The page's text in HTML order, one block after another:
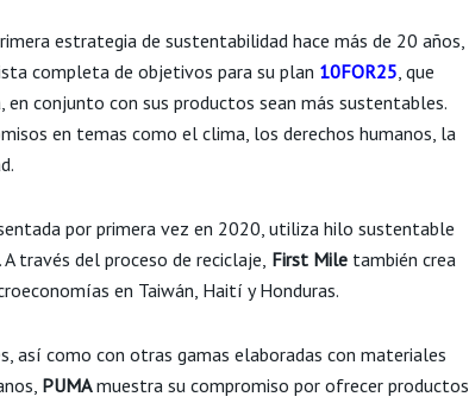
estrategia de sustentabilidad hace más de 20 años,
completa de objetivos para su plan 10FOR25, que
en conjunto con sus productos sean más sustentables.
en temas como el clima, los derechos humanos, la
por primera vez en 2020, utiliza hilo sustentable
través del proceso de reciclaje, First Mile también crea
en Taiwán, Haití y Honduras.
así como con otras gamas elaboradas con materiales
PUMAmuestra su compromiso por ofrecer productos